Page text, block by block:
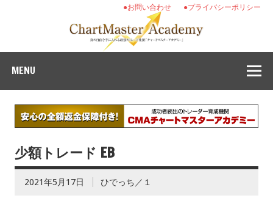
●プライバシーポリシー
●お問い合わせ
MENU
少額トレード EB
2021年5月17日 ひでっち／１